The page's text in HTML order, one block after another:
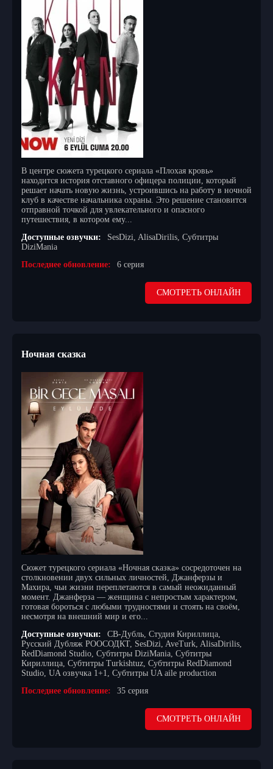
В центре сюжета турецкого сериала «Плохая кровь»
находится история отставного офицера полиции, который
решает начать новую жизнь, устроившись на работу в ночной
клуб в качестве начальника охраны. Это решение становится
отправной точкой для увлекательного и опасного
путешествия, в котором ему...
Доступные озвучки:
SesDizi, AlisaDirilis, Субтитры
DiziMania
Последнее обновление:
6 серия
СМОТРЕТЬ ОНЛАЙН
Ночная сказка
Сюжет турецкого сериала «Ночная сказка» сосредоточен на
столкновении двух сильных личностей, Джанферзы и
Махира, чьи жизни переплетаются в самый неожиданный
момент. Джанферза — женщина с непростым характером,
готовая бороться с любыми трудностями и стоять на своём,
несмотря на внешний мир и его...
Доступные озвучки:
СВ-Дубль, Студия Кириллица,
Русский Дубляж РООСОДКТ, SesDizi, AveTurk, AlisaDirilis,
RedDiamond Studio, Субтитры DiziMania, Субтитры
Кириллица, Субтитры Turkishtuz, Субтитры RedDiamond
Studio, UA озвучка 1+1, Субтитры UA aile production
Последнее обновление:
35 серия
СМОТРЕТЬ ОНЛАЙН